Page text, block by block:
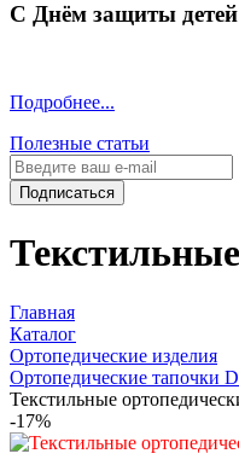
С Днём защиты
Подробнее...
Полезные статьи
Подписаться
Главная
Каталог
Ортопедические изделия
Ортопедические тапочки
Текстильные
-17%